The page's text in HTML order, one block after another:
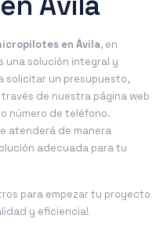
en Ávila, en
una solución integral y
solicitar un presupuesto,
de nuestra página web
número de teléfono.
atenderá de manera
adecuada para tu
para empezar tu proyecto
y eficiencia!